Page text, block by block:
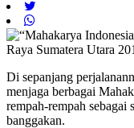
Di sepanjang
menjaga berbagai
rempah-rempah sebagai
banggakan.